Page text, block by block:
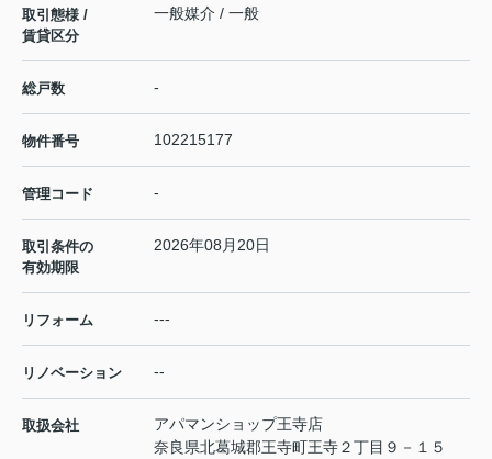
取引態様 /
賃貸区分
一般媒介 / 一般
総戸数 -
物件番号 102215177
管理コード -
取引条件の
有効期限
2026年08月20日
リフォーム ---
リノベーション --
取扱会社
アパマンショップ王寺店
奈良県北葛城郡王寺町王寺２丁目９－１５